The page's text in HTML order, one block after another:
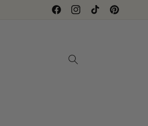
FacebookInstagramTikTok Pinterest